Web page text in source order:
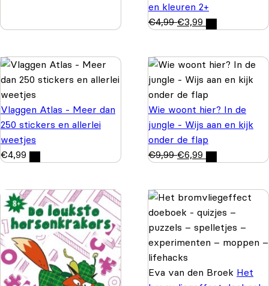
en kleuren 2+
€4,99 €3,99
Vlaggen Atlas - Meer dan
250 stickers en allerlei
weetjes
€4,99
Wie woont hier? In de
jungle - Wijs aan en kijk
onder de flap
€9,99 €6,99
Eva van den Broek Het